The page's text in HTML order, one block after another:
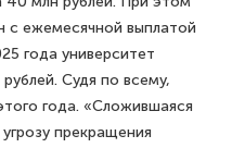
с ежемесячной выплатой
года университет
Судя по всему,
года. «Сложившаяся
прекращения